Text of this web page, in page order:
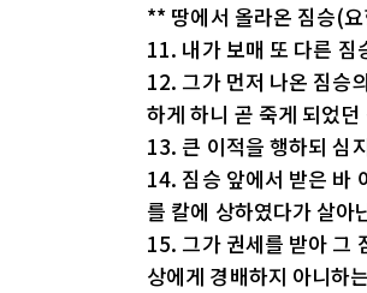
** 땅에서 올라온 짐승(
11. 내가 보매 또 다른 짐
12. 그가 먼저 나온 짐승
하게 하니 곧 죽게 되었
13. 큰 이적을 행하되 심
14. 짐승 앞에서 받은 바
를 칼에 상하였다가 살아
15. 그가 권세를 받아 그
상에게 경배하지 아니하